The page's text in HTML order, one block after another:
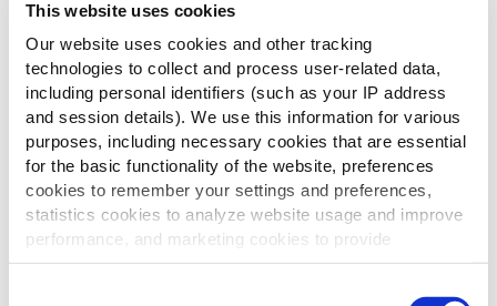
This website uses cookies
Our website uses cookies and other tracking
technologies to collect and process user-related data,
including personal identifiers (such as your IP address
and session details). We use this information for various
purposes, including necessary cookies that are essential
for the basic functionality of the website, preferences
cookies to remember your settings and preferences,
statistics cookies to analyze website usage and improve
performance, and marketing cookies to provide
personalized content and advertising.
Préparez la base :
Faites cuire les Sweet Corn Tots selon les
instructions sur l’emballage.
Faites revenir le bacon coupé en petits
morceaux jusqu’à ce qu’il soit croustillant.
Hachez finement les piments.Assemblage
:Répartissez le fromage cheddar, le bacon et la
ciboule sur les Sweet Corn Tots encore